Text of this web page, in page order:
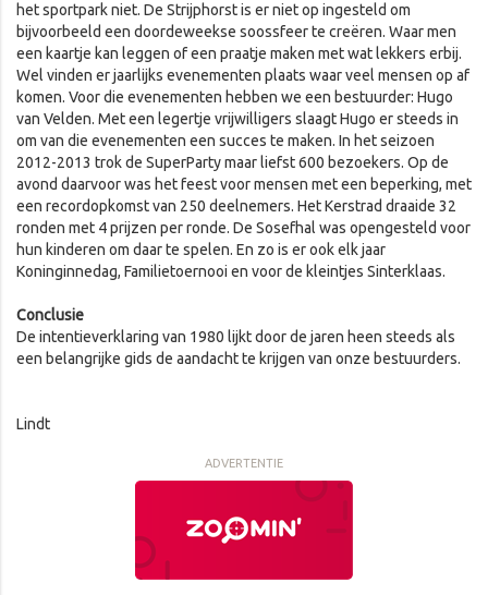
het sportpark niet. De Strijphorst is er niet op ingesteld om
bijvoorbeeld een doordeweekse soossfeer te creëren. Waar men
een kaartje kan leggen of een praatje maken met wat lekkers erbij.
Wel vinden er jaarlijks evenementen plaats waar veel mensen op af
komen. Voor die evenementen hebben we een bestuurder: Hugo
van Velden. Met een legertje vrijwilligers slaagt Hugo er steeds in
om van die evenementen een succes te maken. In het seizoen
2012-2013 trok de SuperParty maar liefst 600 bezoekers. Op de
avond daarvoor was het feest voor mensen met een beperking, met
een recordopkomst van 250 deelnemers. Het Kerstrad draaide 32
ronden met 4 prijzen per ronde. De Sosefhal was opengesteld voor
hun kinderen om daar te spelen. En zo is er ook elk jaar
Koninginnedag, Familietoernooi en voor de kleintjes Sinterklaas.
Conclusie
De intentieverklaring van 1980 lijkt door de jaren heen steeds als
een belangrijke gids de aandacht te krijgen van onze bestuurders.
Lindt
ADVERTENTIE